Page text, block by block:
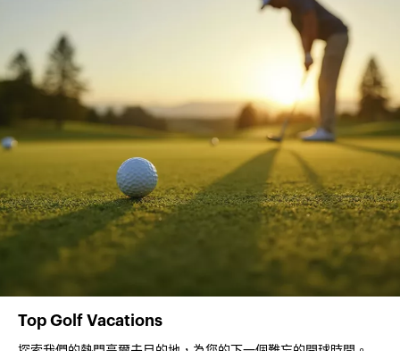
Top Golf Vacations